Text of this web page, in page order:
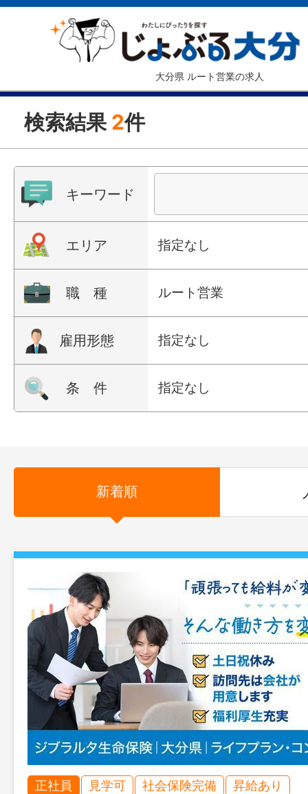
大分県 ルート営業の求人
検索結果 2件
キーワード
エリア 指定なし
職 種 ルート営業
雇用形態 指定なし
条 件 指定なし
新着順
正社員 見学可 社会保険完備
昇給あり